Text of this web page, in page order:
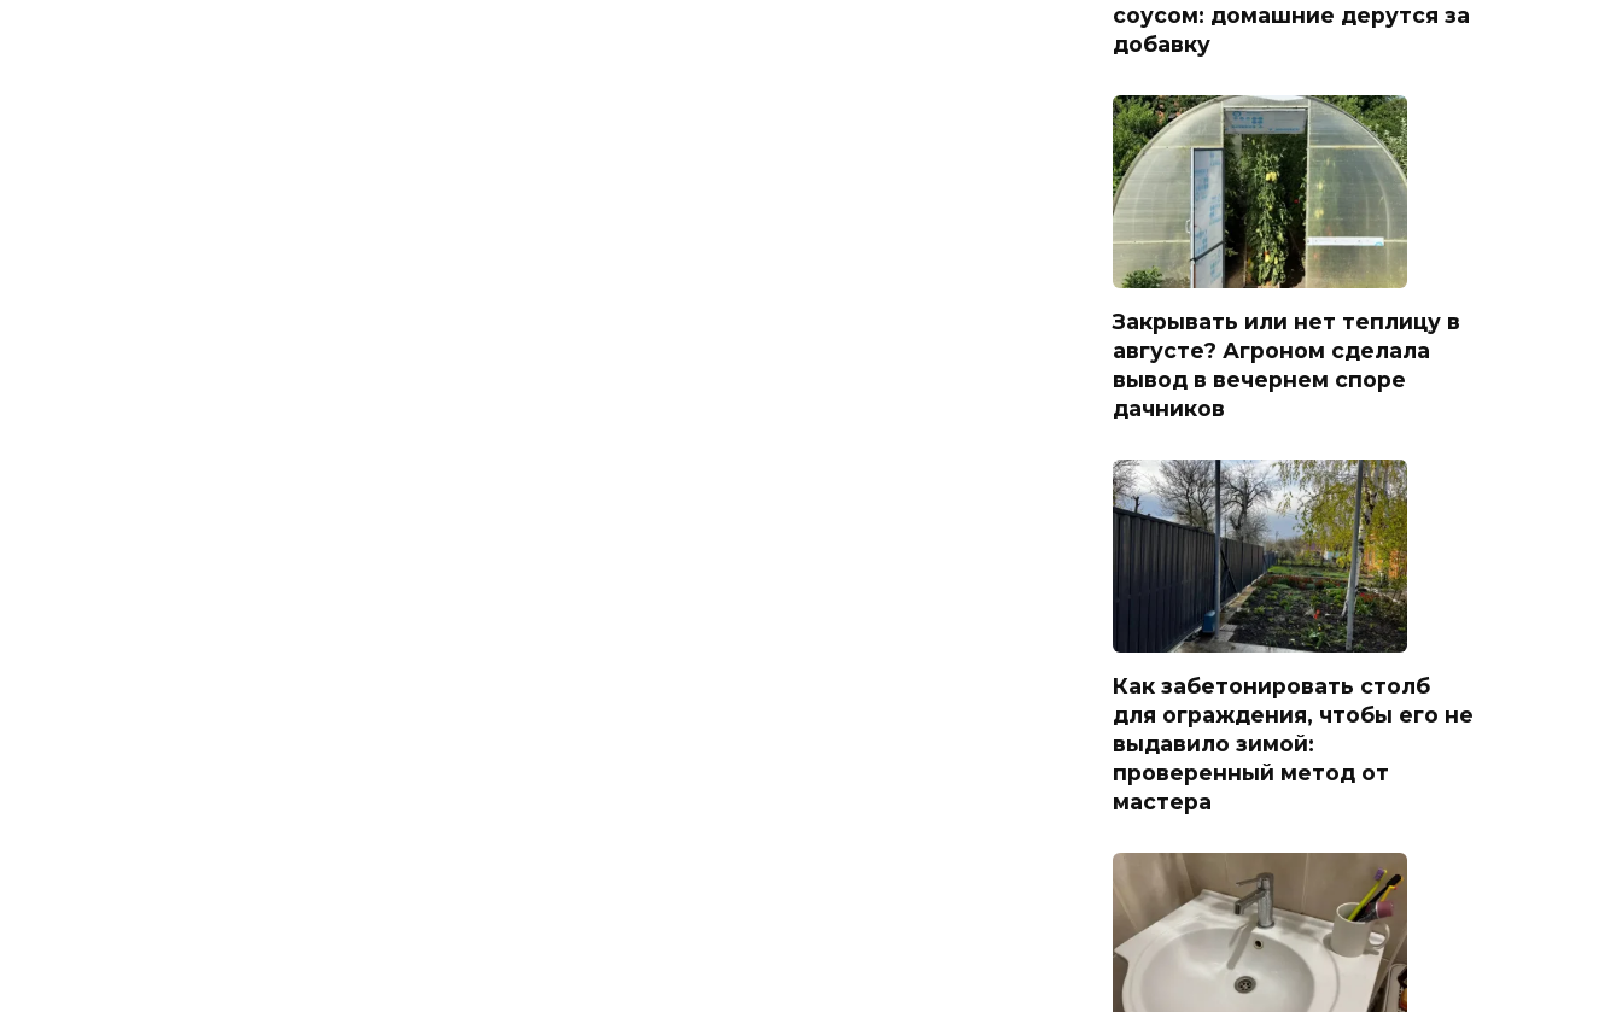
соусом: домашние дерутся за
добавку
Закрывать или нет теплицу в
августе? Агроном сделала
вывод в вечернем споре
дачников
Как забетонировать столб
для ограждения, чтобы его не
выдавило зимой:
проверенный метод от
мастера